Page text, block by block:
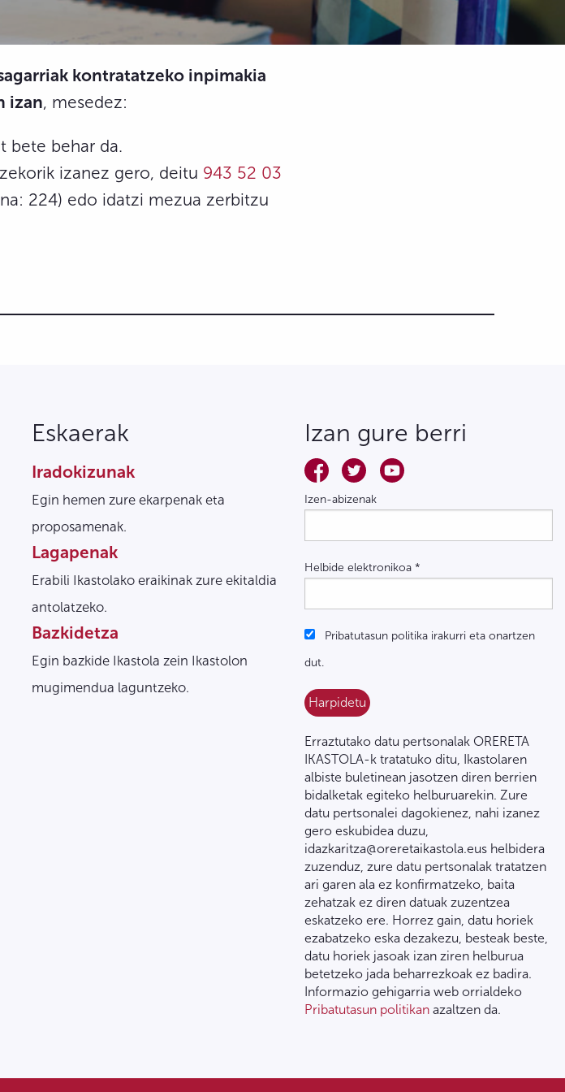
kontratatzeko inpimakia
izan, mesedez:
bete behar da.
izanez gero, deitu 943 52 03
224) edo idatzi mezua zerbitzu
Eskaerak
Iradokizunak
Egin hemen zure ekarpenak eta
proposamenak.
Lagapenak
Erabili Ikastolako eraikinak zure ekitaldia
antolatzeko.
Bazkidetza
Egin bazkide Ikastola zein Ikastolon
mugimendua laguntzeko.
Izan gure berri
Izen-abizenak
Helbide elektronikoa *
Pribatutasun politika irakurri eta onartzen
dut.
Erraztutako datu pertsonalak ORERETA
IKASTOLA-k tratatuko ditu, Ikastolaren
albiste buletinean jasotzen diren berrien
bidalketak egiteko helburuarekin. Zure
datu pertsonalei dagokienez, nahi izanez
gero eskubidea duzu,
idazkaritza@oreretaikastola.eus helbidera
zuzenduz, zure datu pertsonalak tratatzen
ari garen ala ez konfirmatzeko, baita
zehatzak ez diren datuak zuzentzea
eskatzeko ere. Horrez gain, datu horiek
ezabatzeko eska dezakezu, besteak beste,
datu horiek jasoak izan ziren helburua
betetzeko jada beharrezkoak ez badira.
Informazio gehigarria web orrialdeko
Pribatutasun politikanazaltzen da.